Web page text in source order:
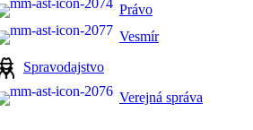
Právo
Vesmír
Spravodajstvo
Verejná správa